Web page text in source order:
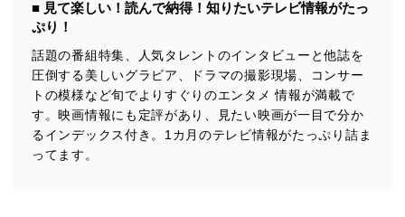
みを確実にするため、従業者等の教育を徹底してまいり
ます。また、目的外利用を行わないために、適切な管理
措置を講じます。
法令遵守
当社は、個人情報に関連する法令、国が定める指針及び
その他の規範を遵守します。また、当社の管理の仕組み
に、これらの法令及びその他の規範を常に適合させま
す。
■ 見て楽しい！読んで納得！知りたいテレビ情報がたっ
ぷり！
話題の番組特集、人気タレントのインタビューと他誌を
圧倒する美しいグラビア、ドラマの撮影現場、コンサー
トの模様など旬でよりすぐりのエンタメ 情報が満載で
す。映画情報にも定評があり、見たい映画が一目で分か
るインデックス付き。1カ月のテレビ情報がたっぷり詰ま
ってます。